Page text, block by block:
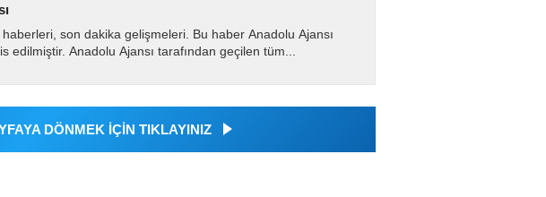
haberleri, son dakika gelişmeleri. Bu haber Anadolu Ajansı
edilmiştir. Anadolu Ajansı tarafından geçilen tüm...
DÖNMEK İÇİN TIKLAYINIZ